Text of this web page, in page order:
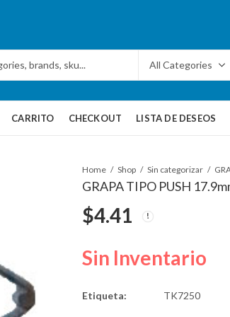
CARRITO CHECKOUT LISTA DE DESEOS
Home Shop Sin categorizar
GRAPA TIPO PUSH
$4.41
Sin Inventario
Etiqueta: TK7250